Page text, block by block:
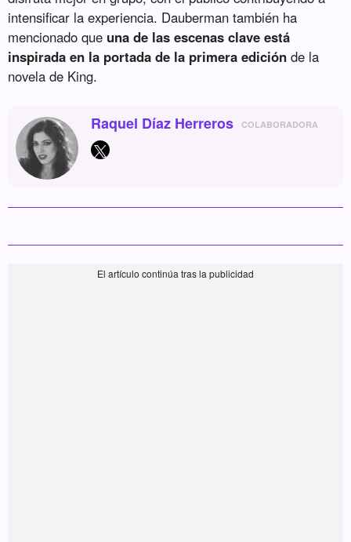
intensificar la experiencia. Dauberman también ha
mencionado que una de las escenas clave está
inspirada en la portada de la primera edición de la
novela de King.
Raquel Díaz Herreros COLABORADORA